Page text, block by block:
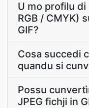
U mo profilu di
RGB / CMYK)
GIF?
Cosa succedi
quandu si
Possu
JPEG fichji in